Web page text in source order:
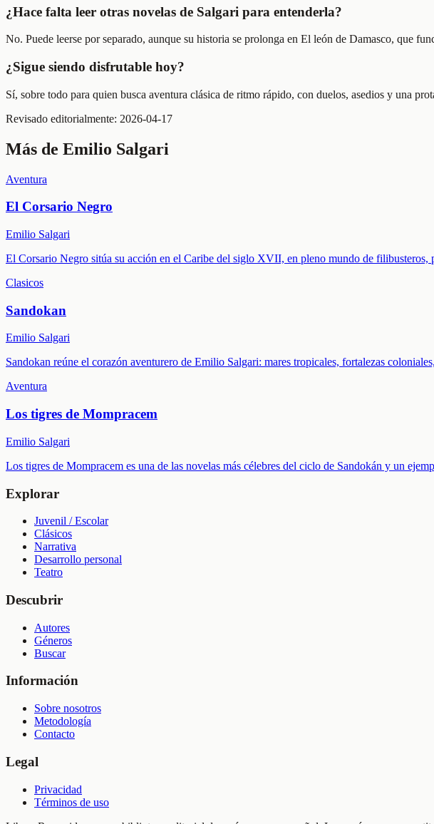
¿Hace falta leer otras novelas de Salgari para entenderla?
No. Puede leerse por separado, aunque su historia se prolonga en El león de Damasco, que
¿Sigue siendo disfrutable hoy?
Sí, sobre todo para quien busca aventura clásica de ritmo rápido, con duelos, asedios y una
Revisado editorialmente: 2026-04-17
Más de Emilio Salgari
Aventura
El Corsario Negro
Emilio Salgari
El Corsario Negro sitúa su acción en el Caribe del siglo XVII, en pleno mundo de filibusteros,
Clasicos
Sandokan
Emilio Salgari
Sandokan reúne el corazón aventurero de Emilio Salgari: mares tropicales, fortalezas
Aventura
Los tigres de Mompracem
Emilio Salgari
Los tigres de Mompracem es una de las novelas más célebres del ciclo de Sandokán y un
Explorar
Juvenil / Escolar
Clásicos
Narrativa
Desarrollo personal
Teatro
Descubrir
Autores
Géneros
Buscar
Información
Sobre nosotros
Metodología
Contacto
Legal
Privacidad
Términos de uso